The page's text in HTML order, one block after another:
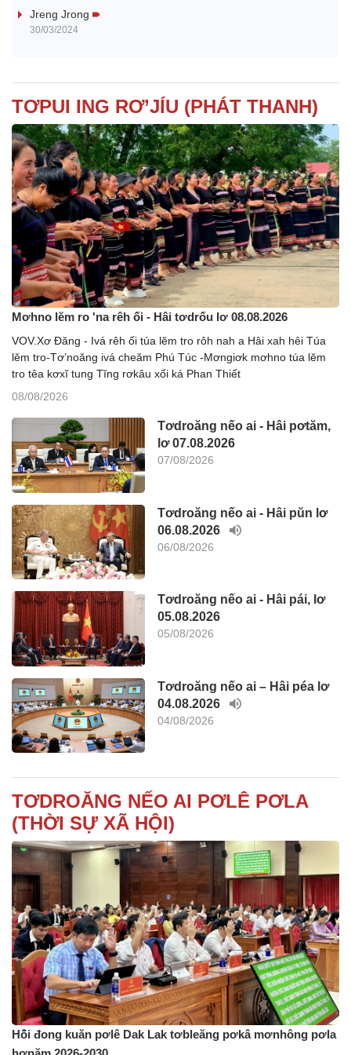
e
o
Jreng Jrong
30/03/2024
TƠPUI ING RƠ’JÍU (PHÁT THANH)
Mơhno lĕm ro 'na rêh ối - Hâi tơdrốu lơ 08.08.2026
VOV.Xơ Đăng - Ivá rêh ối túa lĕm tro rôh nah a Hâi xah hêi Túa
lĕm tro-Tơ’noăng ivá cheăm Phú Túc -Mơngiơk mơhno túa lĕm
tro têa kơxĭ tung Tĭng rơkâu xối ká Phan Thiết
08/08/2026
Tơdroăng nếo ai - Hâi pơtăm,
lơ 07.08.2026
07/08/2026
Tơdroăng nếo ai - Hâi pŭn lơ
06.08.2026
06/08/2026
Tơdroăng nếo ai - Hâi pái, lơ
05.08.2026
05/08/2026
Tơdroăng nếo ai – Hâi péa lơ
04.08.2026
04/08/2026
TƠDROĂNG NẾO AI PƠLÊ PƠLA
(THỜI SỰ XÃ HỘI)
Hô̆i đong kuăn pơlê Dak Lak tơbleăng pơkâ mơnhông pơla